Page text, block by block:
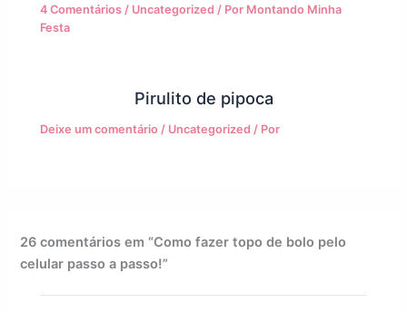
4 Comentários / Uncategorized / Por Montando Minha
Festa
Pirulito de pipoca
Deixe um comentário / Uncategorized / Por
26 comentários em “Como fazer topo de bolo pelo
celular passo a passo!”